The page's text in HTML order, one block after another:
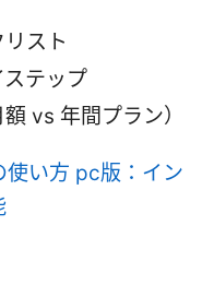
スト
テップ
vs 年間プラン）
い方 pc版：イン